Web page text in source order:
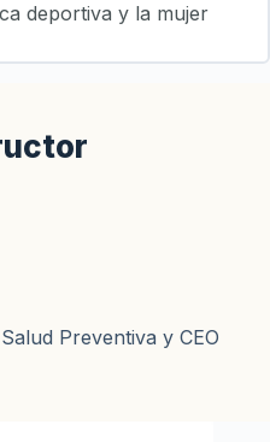
deportiva y la mujer
Preventiva y CEO